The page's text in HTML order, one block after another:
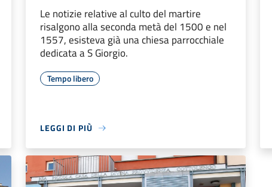
Le notizie relative al culto del martire
risalgono alla seconda metà del 1500 e nel
1557, esisteva già una chiesa parrocchiale
dedicata a S Giorgio.
Tempo libero
LEGGI DI PIÙ